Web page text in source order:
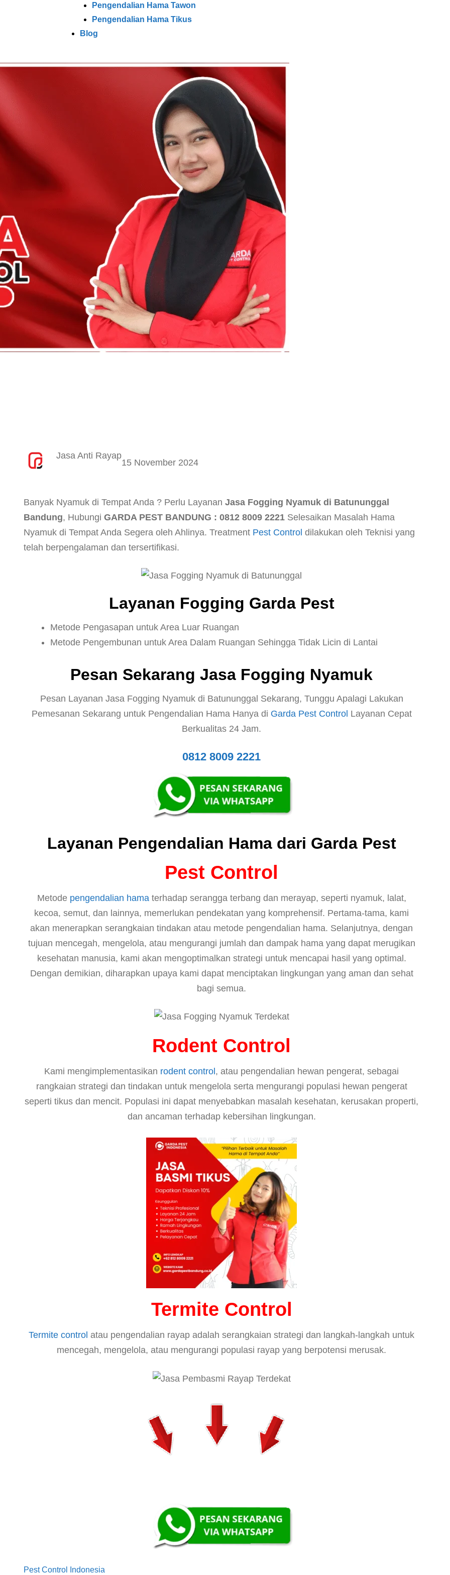
Pengendalian Hama Tawon
Pengendalian Hama Tikus
Blog
Jasa Anti Rayap
15 November 2024
Banyak Nyamuk di Tempat Anda ? Perlu Layanan Jasa Fogging Nyamuk di Batununggal
Bandung, Hubungi GARDA PEST BANDUNG : 0812 8009 2221Selesaikan Masalah Hama
Nyamuk di Tempat Anda Segera oleh Ahlinya. Treatment Pest Control dilakukan oleh Teknisi yang
telah berpengalaman dan tersertifikasi.
Layanan Fogging Garda Pest
Metode Pengasapan untuk Area Luar Ruangan
Metode Pengembunan untuk Area Dalam Ruangan Sehingga Tidak Licin di Lantai
Pesan Sekarang Jasa Fogging Nyamuk
Pesan Layanan Jasa Fogging Nyamuk di Batununggal Sekarang, Tunggu Apalagi Lakukan
Pemesanan Sekarang untuk Pengendalian Hama Hanya di Garda Pest Control Layanan Cepat
Berkualitas 24 Jam.
0812 8009 2221
Layanan Pengendalian Hama dari Garda Pest
Pest Control
Metode pengendalian hama terhadap serangga terbang dan merayap, seperti nyamuk, lalat,
kecoa, semut, dan lainnya, memerlukan pendekatan yang komprehensif. Pertama-tama, kami
akan menerapkan serangkaian tindakan atau metode pengendalian hama. Selanjutnya, dengan
tujuan mencegah, mengelola, atau mengurangi jumlah dan dampak hama yang dapat merugikan
kesehatan manusia, kami akan mengoptimalkan strategi untuk mencapai hasil yang optimal.
Dengan demikian, diharapkan upaya kami dapat menciptakan lingkungan yang aman dan sehat
bagi semua.
Rodent Control
Kami mengimplementasikan rodent control , atau pengendalian hewan pengerat, sebagai
rangkaian strategi dan tindakan untuk mengelola serta mengurangi populasi hewan pengerat
seperti tikus dan mencit. Populasi ini dapat menyebabkan masalah kesehatan, kerusakan properti,
dan ancaman terhadap kebersihan lingkungan.
Termite Control
Termite control atau pengendalian rayap adalah serangkaian strategi dan langkah-langkah untuk
mencegah, mengelola, atau mengurangi populasi rayap yang berpotensi merusak.
Pest Control Indonesia